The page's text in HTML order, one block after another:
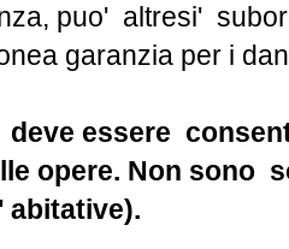
puo' altresi'
garanzia per i
essere
opere. Non sono